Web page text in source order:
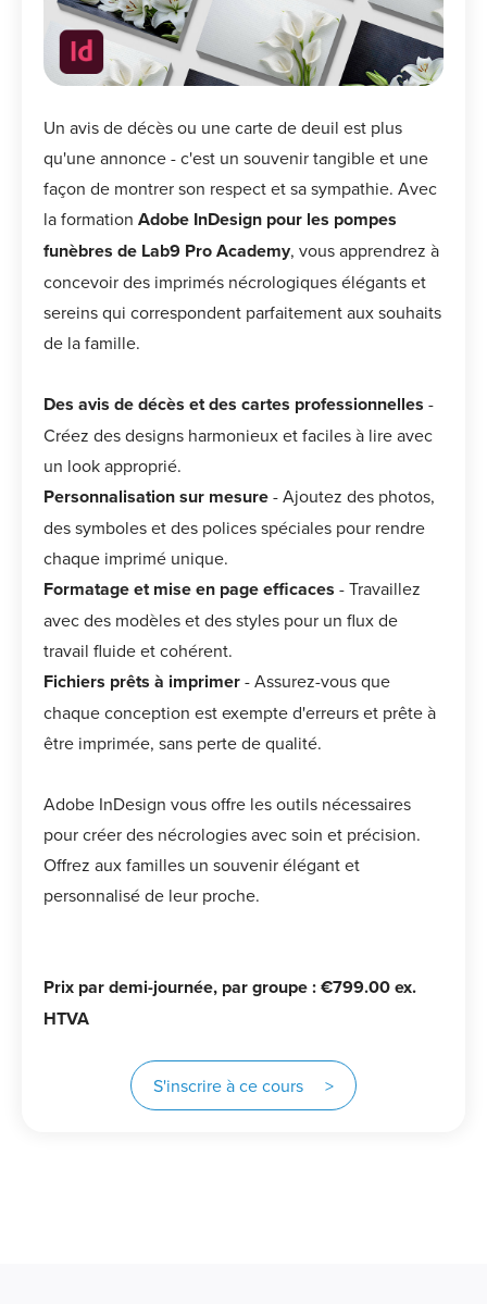
Un avis de décès ou une carte de deuil est plus
qu'une annonce - c'est un souvenir tangible et une
façon de montrer son respect et sa sympathie. Avec
la formation Adobe InDesign pour les pompes
funèbres de Lab9 Pro Academy, vous apprendrez à
concevoir des imprimés nécrologiques élégants et
sereins qui correspondent parfaitement aux souhaits
de la famille.
Des avis de décès et des cartes professionnelles -
Créez des designs harmonieux et faciles à lire avec
un look approprié.
Personnalisation sur mesure- Ajoutez des photos,
des symboles et des polices spéciales pour rendre
chaque imprimé unique.
Formatage et mise en page efficaces - Travaillez
avec des modèles et des styles pour un flux de
travail fluide et cohérent.
Fichiers prêts à imprimer- Assurez-vous que
chaque conception est exempte d'erreurs et prête à
être imprimée, sans perte de qualité.
Adobe InDesign vous offre les outils nécessaires
pour créer des nécrologies avec soin et précision.
Offrez aux familles un souvenir élégant et
personnalisé de leur proche.
Prix par demi-journée, par groupe : €799.00 ex.
HTVA
S'inscrire à ce cours >